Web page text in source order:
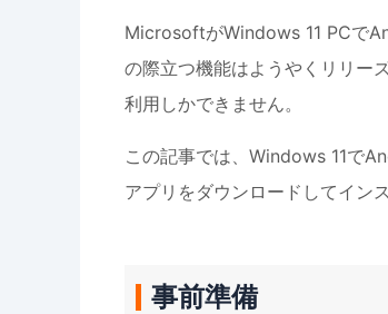
MicrosoftがWindows 11 PCで
の際立つ機能はようやくリリー
利用しかできません。
この記事では、Windows 11で
アプリをダウンロードしてイン
事前準備